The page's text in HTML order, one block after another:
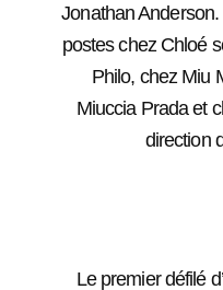
Jonathan
postes chez Chloé
Philo, chez Miu
Miuccia Prada et
direction
Le premier défilé